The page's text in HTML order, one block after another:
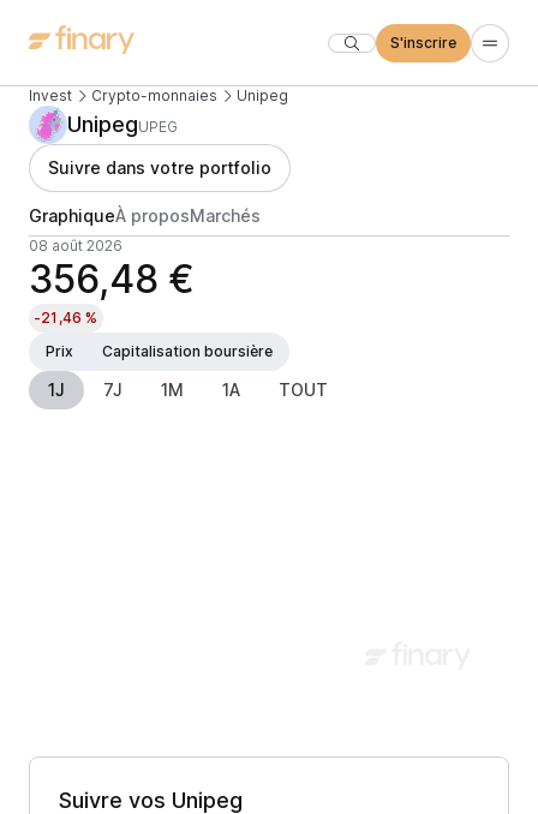
S'inscrire
Invest Crypto-monnaies Unipeg
UnipegUPEG
Suivre dans votre portfolio
GraphiqueÀ proposMarchés
08 août 2026
356,48 €
-21,46 %
Prix
Capitalisation boursière
1J 7J 1M 1A TOUT
Suivre vos Unipeg